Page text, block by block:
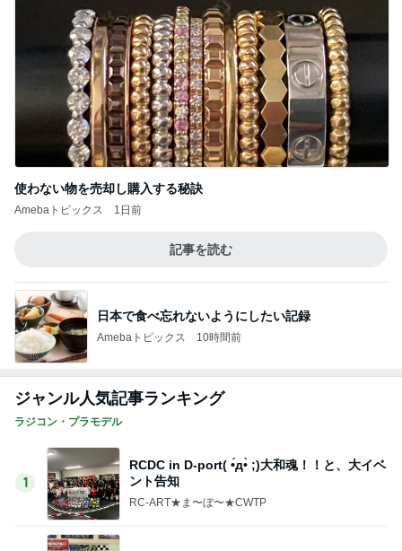
使わない物を売却し購入する秘訣
Amebaトピックス 1日前
記事を読む
日本で食べ忘れないようにしたい記録
Amebaトピックス 10時間前
ジャンル人気記事ランキング
ラジコン・プラモデル
1
RCDC in D-port( •́д•̀ ;)大和魂！！と、大イベ
ント告知
RC-ART★ま〜ぼ〜★CWTP